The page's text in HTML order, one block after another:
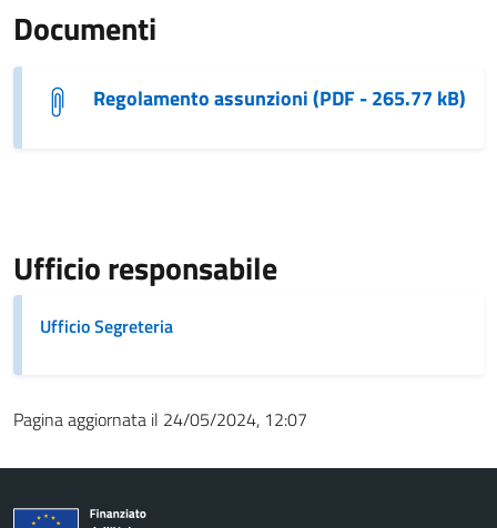
Documenti
Regolamento assunzioni (PDF - 265.77 kB)
Ufficio responsabile
Ufficio Segreteria
Pagina aggiornata il 24/05/2024, 12:07